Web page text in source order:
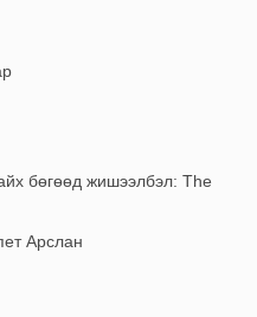
бөгөөд жишээлбэл: The
Арслан